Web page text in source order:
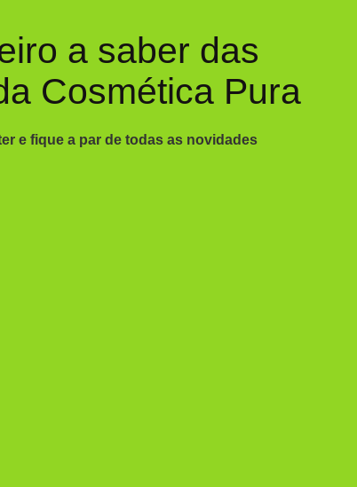
a saber das
Cosmética Pura
e fique a par de todas as novidades